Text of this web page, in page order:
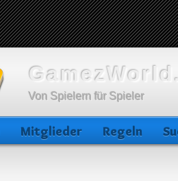
Von Spielern für Spieler
Mitglieder Regeln